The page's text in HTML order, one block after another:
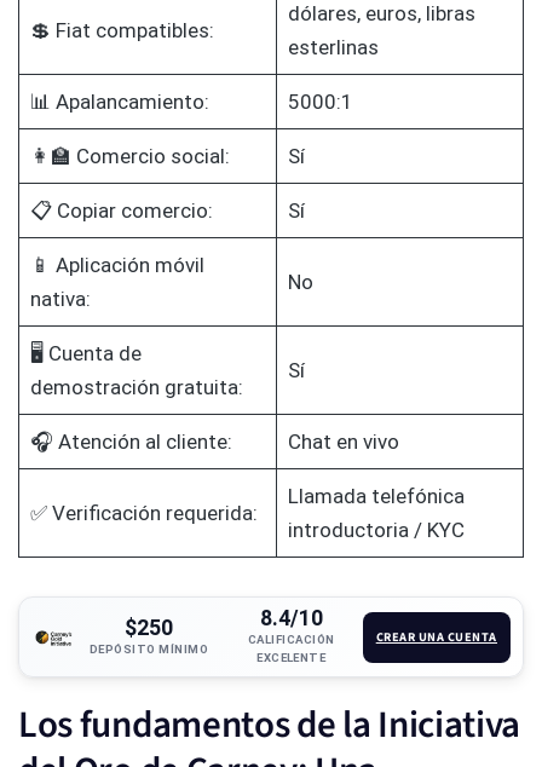
💲 Fiat compatibles:
dólares, euros, libras
esterlinas
📊 Apalancamiento: 5000:1
👩‍🏫 Comercio social: Sí
📋 Copiar comercio: Sí
📱 Aplicación móvil
nativa:
No
🖥️ Cuenta de
demostración gratuita:
Sí
🎧 Atención al cliente: Chat en vivo
✅ Verificación requerida:
Llamada telefónica
introductoria / KYC
$250
DEPÓSITO MÍNIMO
8.4/10
CALIFICACIÓN
EXCELENTE
CREAR UNA CUENTA
Los fundamentos de la Iniciativa